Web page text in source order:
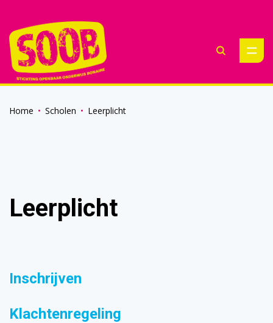
Home Scholen Leerplicht
Leerplicht
Inschrijven
Klachtenregeling